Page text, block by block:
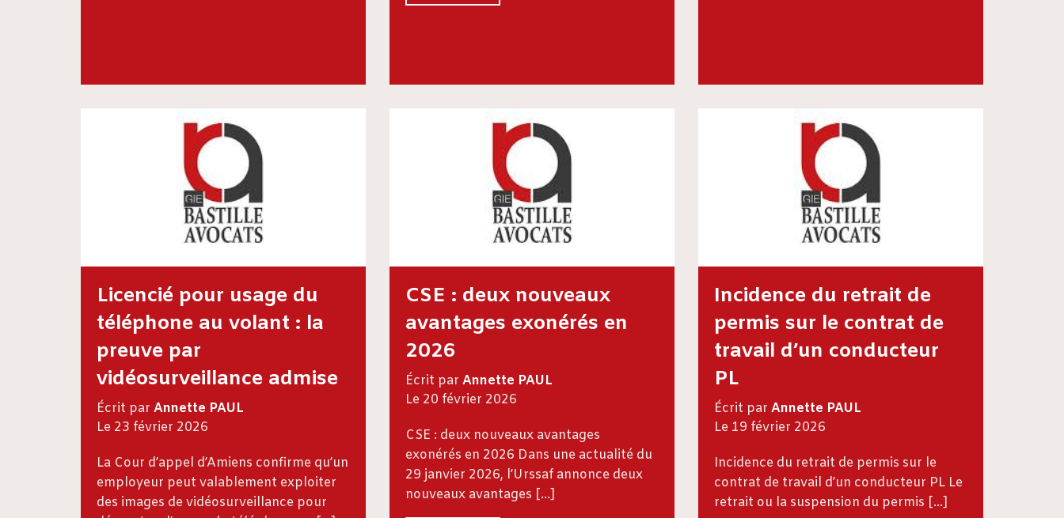
Licencié pour usage du
téléphone au volant : la
preuve par
vidéosurveillance admise
Écrit par Annette PAUL
Le 23 février 2026
La Cour d’appel d’Amiens confirme qu’un
employeur peut valablement exploiter
des images de vidéosurveillance pour
CSE : deux nouveaux
avantages exonérés en
2026
Écrit par Annette PAUL
Le 20 février 2026
CSE : deux nouveaux avantages
exonérés en 2026 Dans une actualité du
29 janvier 2026, l’Urssaf annonce deux
nouveaux avantages […]
Incidence du retrait de
permis sur le contrat de
travail d’un conducteur
PL
Écrit par Annette PAUL
Le 19 février 2026
Incidence du retrait de permis sur le
contrat de travail d’un conducteur PL Le
retrait ou la suspension du permis […]